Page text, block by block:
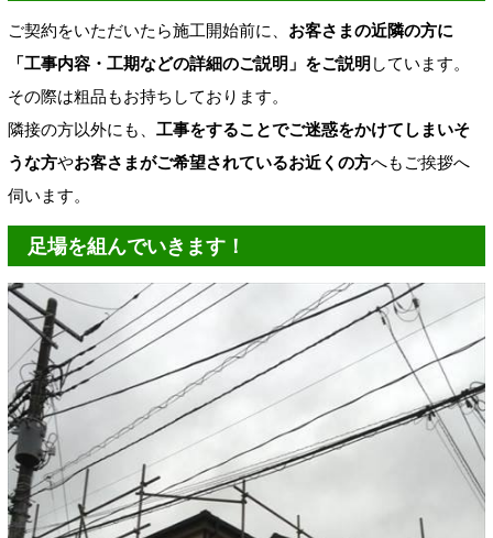
ご契約をいただいたら施工開始前に、 お客さまの近隣の方に
「工事内容・工期などの詳細のご説明」をご説明 しています。
その際は粗品もお持ちしております。
隣接の方以外にも、 工事をすることでご迷惑をかけてしまいそ
うな方やお客さまがご希望されているお近くの方へもご挨拶へ
伺います。
足場を組んでいきます！